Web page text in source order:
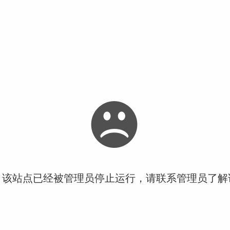
站点已经被管理员停止运行，请联系管理员了